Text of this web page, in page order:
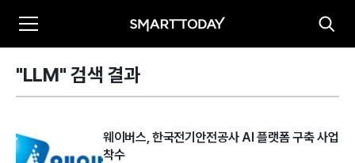
"LLM" 검색 결과
웨이버스, 한국전기안전공사 AI 플랫폼 구축 사업
착수